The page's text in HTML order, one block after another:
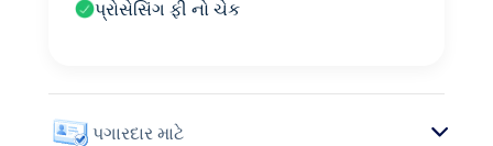
પ્રોસેસિંગ ફી નો ચેક
પગારદાર માટે